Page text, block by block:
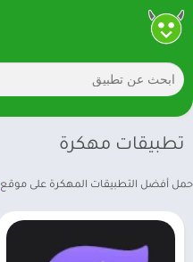
تطبيقات مهكرة
حمل أفضل التطبيقات المهكرة على موقع